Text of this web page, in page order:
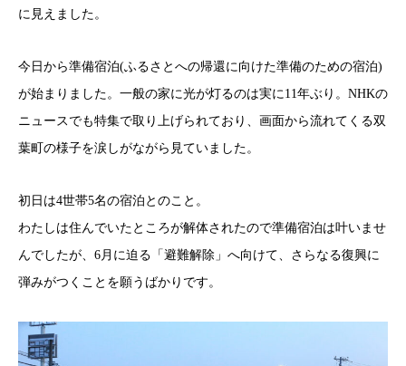
に見えました。
今日から準備宿泊(ふるさとへの帰還に向けた準備のための宿泊)
が始まりました。一般の家に光が灯るのは実に11年ぶり。NHKの
ニュースでも特集で取り上げられており、画面から流れてくる双
葉町の様子を涙しがながら見ていました。
初日は4世帯5名の宿泊とのこと。
わたしは住んでいたところが解体されたので準備宿泊は叶いませ
んでしたが、6月に迫る「避難解除」へ向けて、さらなる復興に
弾みがつくことを願うばかりです。